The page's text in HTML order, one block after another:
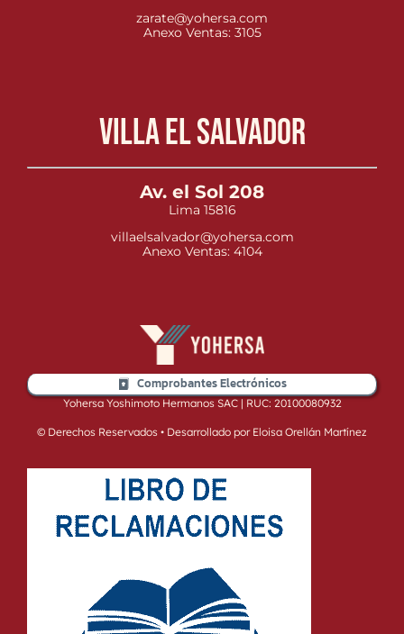
zarate@yohersa.com
Anexo Ventas: 3105
Villa el Salvador
Av. el Sol 208
Lima 15816
villaelsalvador@yohersa.com
Anexo Ventas: 4104
Comprobantes Electrónicos
Yohersa Yoshimoto Hermanos SAC | RUC: 20100080932
© Derechos Reservados • Desarrollado por Eloisa Orellán Martínez